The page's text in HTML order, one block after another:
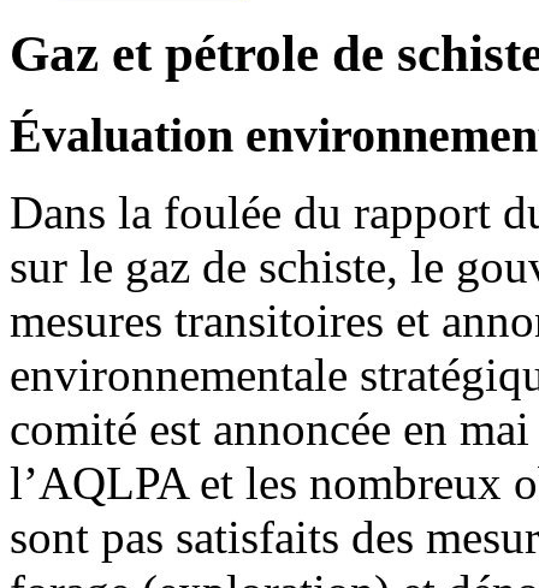
Gaz et pétrole de
Évaluation
Dans la foulée du rapport
sur le gaz de schiste, le
mesures transitoires et
environnementale
comité est annoncée en
l’AQLPA et les nombreux
sont pas satisfaits des